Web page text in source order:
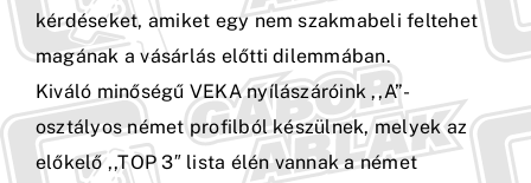
kérdéseket, amiket egy nem szakmabeli feltehet
magának a vásárlás előtti dilemmában.
Kiváló minőségű VEKA nyílászáróink ,,A”-
osztályos német profilból készülnek, melyek az
előkelő ,,TOP 3″ lista élén vannak a német